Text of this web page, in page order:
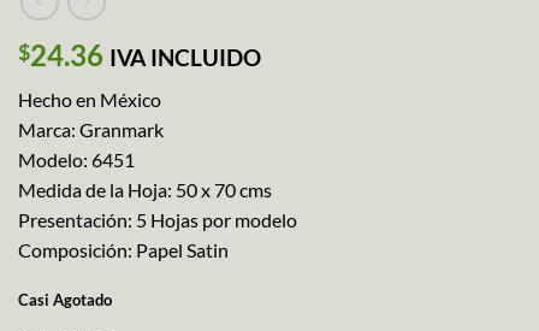
$24.36 IVA INCLUIDO
Hecho en México
Marca: Granmark
Modelo: 6451
Medida de la Hoja: 50 x 70 cms
Presentación: 5 Hojas por modelo
Composición: Papel Satin
Casi Agotado